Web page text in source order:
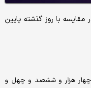
مقایسه با روز گذشته پایین
(نود و چهار هزار و ششصد و چهل و